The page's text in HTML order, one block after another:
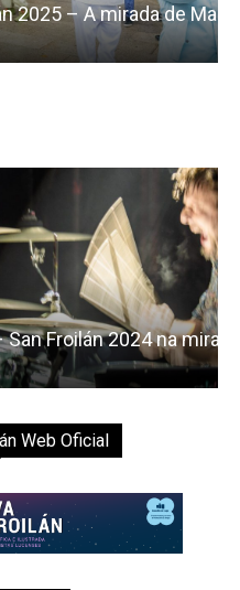
mirada de Marcos
na mirada de Iván
Web Oficial